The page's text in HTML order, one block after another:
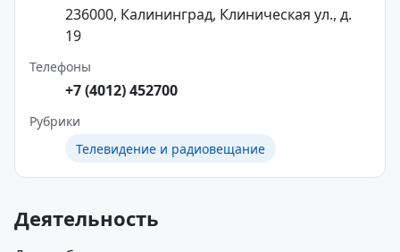
236000, Калининград, Клиническая ул., д.
19
Телефоны
+7 (4012) 452700
Рубрики
Телевидение и радиовещание
Деятельность